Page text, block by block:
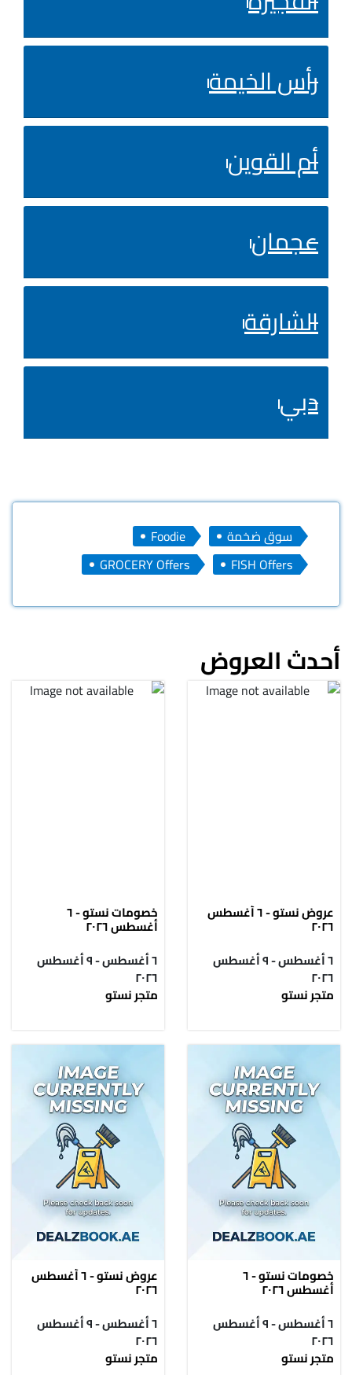
رأس الخيمة
أم القوين
عجمان
الشارقة
دبي
سوق ضخمة
Foodie
FISH Offers
GROCERY Offers
أحدث العروض
عروض نستو - ٦ أغسطس
٢٠٢٦
٦ أغسطس - ٩ أغسطس
٢٠٢٦
متجر نستو
خصومات نستو - ٦
أغسطس ٢٠٢٦
٦ أغسطس - ٩ أغسطس
٢٠٢٦
متجر نستو
خصومات نستو - ٦
أغسطس ٢٠٢٦
٦ أغسطس - ٩ أغسطس
٢٠٢٦
متجر نستو
عروض نستو - ٦ أغسطس
٢٠٢٦
٦ أغسطس - ٩ أغسطس
٢٠٢٦
متجر نستو